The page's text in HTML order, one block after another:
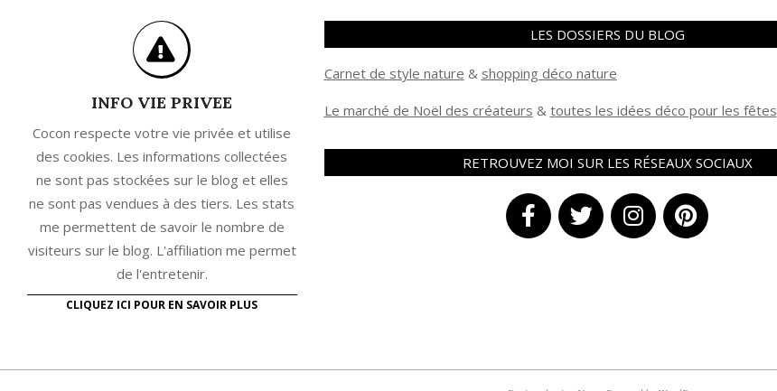
INFO VIE PRIVEE
Cocon respecte votre vie privée et utilise
des cookies. Les informations collectées
ne sont pas stockées sur le blog et elles
ne sont pas vendues à des tiers. Les stats
me permettent de savoir le nombre de
visiteurs sur le blog. L'affiliation me permet
de l'entretenir.
CLIQUEZ ICI POUR EN SAVOIR PLUS
LES DOSSIERS DU BLOG
Carnet de style nature & shopping déco nature
Le marché de Noël des créateurs & toutes les idées déco pour les fêtes
RETROUVEZ MOI SUR LES RÉSEAUX SOCIAUX